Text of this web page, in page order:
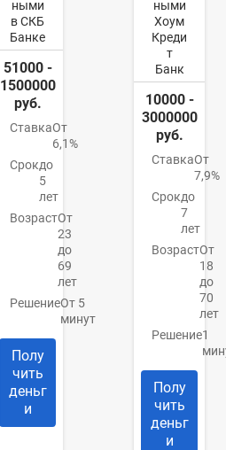
ными
в СКБ
Банке
51000 -
1500000
руб.
СтавкаОт
6,1%
Срокдо
5
лет
ВозрастОт
23
до
69
лет
РешениеОт 5
минут
Полу
чить
деньг
и
ными
Хоум
Креди
т
Банк
10000 -
3000000
руб.
СтавкаОт
7,9%
Срокдо
7
лет
ВозрастОт
18
до
70
лет
Решение1
Полу
чить
деньг
и